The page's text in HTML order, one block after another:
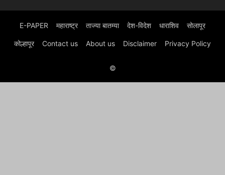
E-PAPER महाराष्ट्र ताज्या बातम्या देश-विदेश धाराशिव सोलापूर
कोल्हापूर Contact us About us Disclaimer Privacy Policy
©